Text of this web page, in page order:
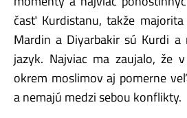
časť Kurdistanu, takže
Mardin a Diyarbakir sú Kurdi
jazyk. Najviac ma zaujalo, že
okrem moslimov aj pomerne
a nemajú medzi sebou konflikty.